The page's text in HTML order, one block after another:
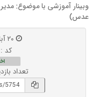
وبینار آموزشی با موضوع:
عدس)
کد : ۵۷۵۴
تعداد